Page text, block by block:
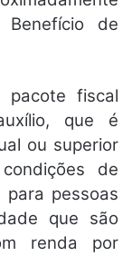
de
pacote fiscal
que é
ou superior
de
pessoas
que são
renda por